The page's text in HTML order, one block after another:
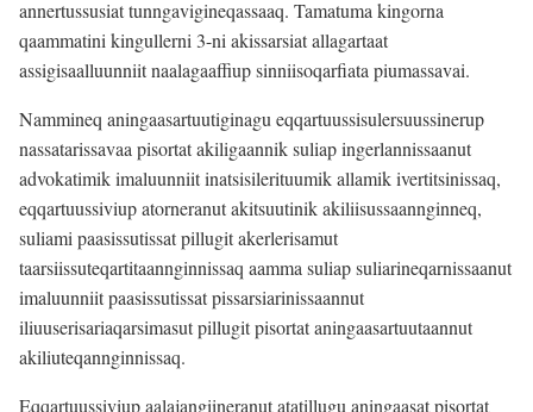
annertussusiat tunngavigineqassaaq. Tamatuma kingorna
qaammatini kingullerni 3-ni akissarsiat allagartaat
assigisaalluunniit naalagaaffiup sinniisoqarfiata piumassavai.
Nammineq aningaasartuutiginagu eqqartuussisulersuussinerup
nassatarissavaa pisortat akiligaannik suliap ingerlannissaanut
advokatimik imaluunniit inatsisilerituumik allamik ivertitsinissaq,
eqqartuussiviup atorneranut akitsuutinik akiliisussaannginneq,
suliami paasissutissat pillugit akerlerisamut
taarsiissuteqartitaannginnissaq aamma suliap suliarineqarnissaanut
imaluunniit paasissutissat pissarsiarinissaannut
iliuuserisariaqarsimasut pillugit pisortat aningaasartuutaannut
akiliuteqannginnissaq.
Eqqartuussiviup aalajangiineranut atatillugu aningaasat pisortat